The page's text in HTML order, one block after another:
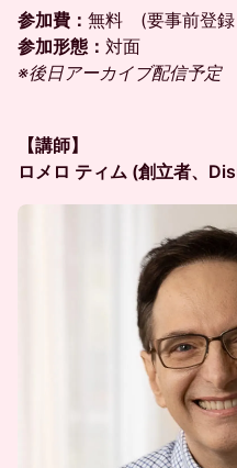
参加費： 無料 (要事前登録
参加形態： 対面
※後日アーカイブ配信予定
【講師】
ロメロ ティム (創立者、